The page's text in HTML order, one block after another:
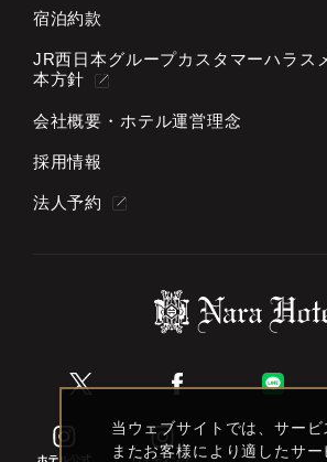
宿泊約款
JR西日本グループカスタマーハラス
本方針
会社概要・ホテル運営理念
採用情報
法人予約
当ウェブサイトでは、サービ
またお客様により適したサ